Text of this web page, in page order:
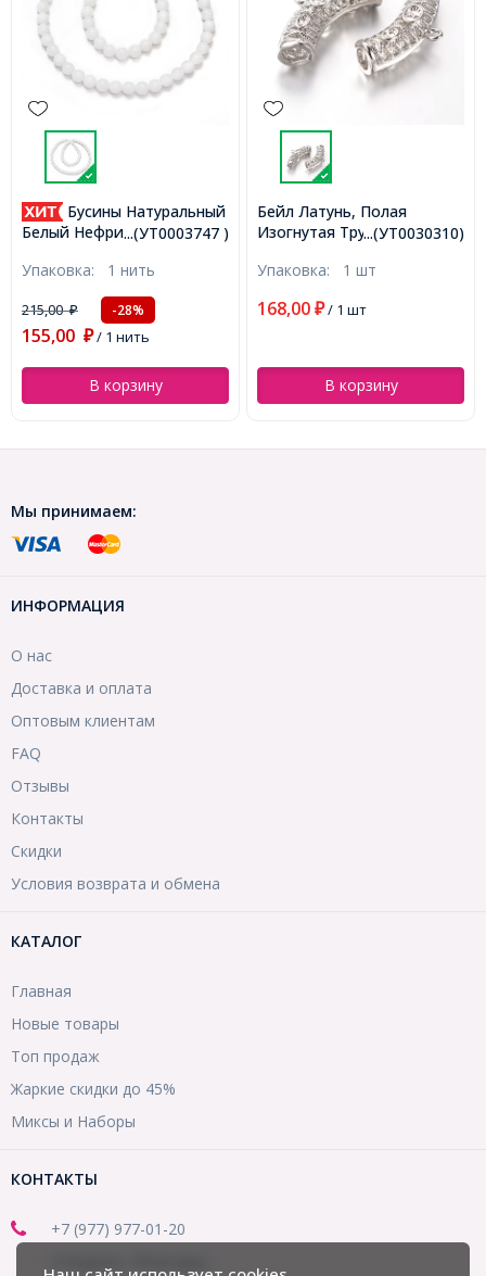
...(УТ0003747 )
Бусины Натуральный
Белый Нефрит, на нитях,
около 64шт/36см/нить,
(УТ0003747)
Упаковка: 1 нить
215,00₽ -28%
155,00 ₽/ 1 нить
В корзину
...(УТ0030310)
Бейл Латунь, Полая
Изогнутая Трубка, Цвет:
30x14x8мм, Отверстие
Упаковка: 1 шт
168,00 ₽/ 1 шт
В корзину
Мы принимаем:
ИНФОРМАЦИЯ
О нас
Доставка и оплата
Оптовым клиентам
FAQ
Отзывы
Контакты
Скидки
Условия возврата и обмена
КАТАЛОГ
Главная
Новые товары
Топ продаж
Жаркие скидки до 45%
Миксы и Наборы
КОНТАКТЫ
+7 (977) 977-01-20